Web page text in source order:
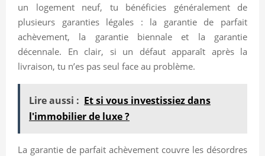
un logement neuf, tu bénéficies généralement de
plusieurs garanties légales : la garantie de parfait
achèvement, la garantie biennale et la garantie
décennale. En clair, si un défaut apparaît après la
livraison, tu n’es pas seul face au problème.
Lire aussi : Et si vous investissiez dans
l'immobilier de luxe ?
La garantie de parfait achèvement couvre les désordres